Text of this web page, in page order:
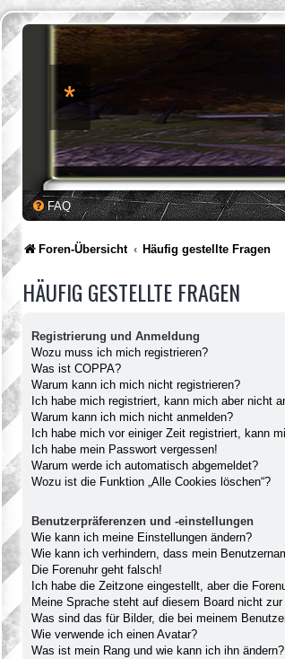
*
FAQ
Foren-Übersicht Häufig gestellte Fragen
HÄUFIG GESTELLTE FRAGEN
Registrierung und Anmeldung
Wozu muss ich mich registrieren?
Was ist COPPA?
Warum kann ich mich nicht registrieren?
Ich habe mich registriert, kann mich aber nicht
Warum kann ich mich nicht anmelden?
Ich habe mich vor einiger Zeit registriert, kann
Ich habe mein Passwort vergessen!
Warum werde ich automatisch abgemeldet?
Wozu ist die Funktion „Alle Cookies löschen“?
Benutzerpräferenzen und -einstellungen
Wie kann ich meine Einstellungen ändern?
Wie kann ich verhindern, dass mein
Die Forenuhr geht falsch!
Ich habe die Zeitzone eingestellt, aber die
Meine Sprache steht auf diesem Board nicht zur
Was sind das für Bilder, die bei meinem
Wie verwende ich einen Avatar?
Was ist mein Rang und wie kann ich ihn ändern?